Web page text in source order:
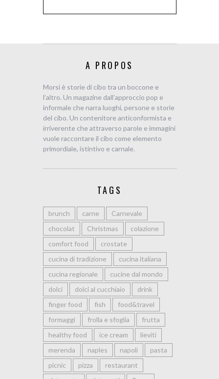
A PROPOS
Morsi è storie di cibo tra un boccone e
l’altro. Un magazine dall’approccio pop e
informale che narra luoghi, persone e storie
del cibo. Un contenitore anticonformista e
irriverente che attraverso parole e immagini
vuole raccontare il cibo come elemento
primordiale, istintivo e carnale.
TAGS
brunch carne
Carnevale
chocolat
Christmas
colazione
comfort food
crostate
cucina di tradizione
cucina italiana
cucina regionale
cucine dal mondo
dolci
dolci al cucchiaio
drink
finger food
fish
food&travel
formaggi
frolla e sfoglia
frutta
healthy food
ice cream
lieviti
merenda
naples napoli
pasta
picnic
pizza
restaurant